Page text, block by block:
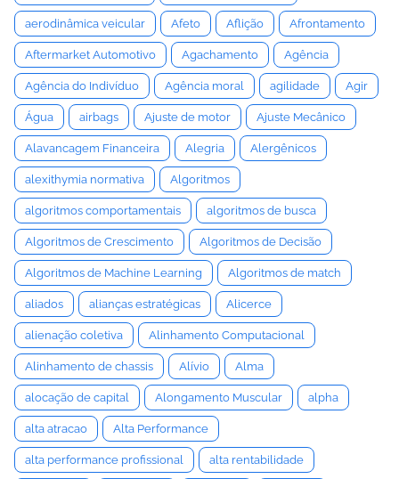
aerodinâmica veicular Afeto Aflição Afrontamento
Aftermarket Automotivo Agachamento Agência
Agência do Indivíduo Agência moral agilidade Agir
Água airbags Ajuste de motor Ajuste Mecânico
Alavancagem Financeira Alegria Alergênicos
alexithymia normativa Algoritmos
algoritmos comportamentais algoritmos de busca
Algoritmos de Crescimento Algoritmos de Decisão
Algoritmos de Machine Learning Algoritmos de match
aliados alianças estratégicas Alicerce
alienação coletiva Alinhamento Computacional
Alinhamento de chassis Alívio Alma
alocação de capital Alongamento Muscular alpha
alta atracao Alta Performance
alta performance profissional alta rentabilidade